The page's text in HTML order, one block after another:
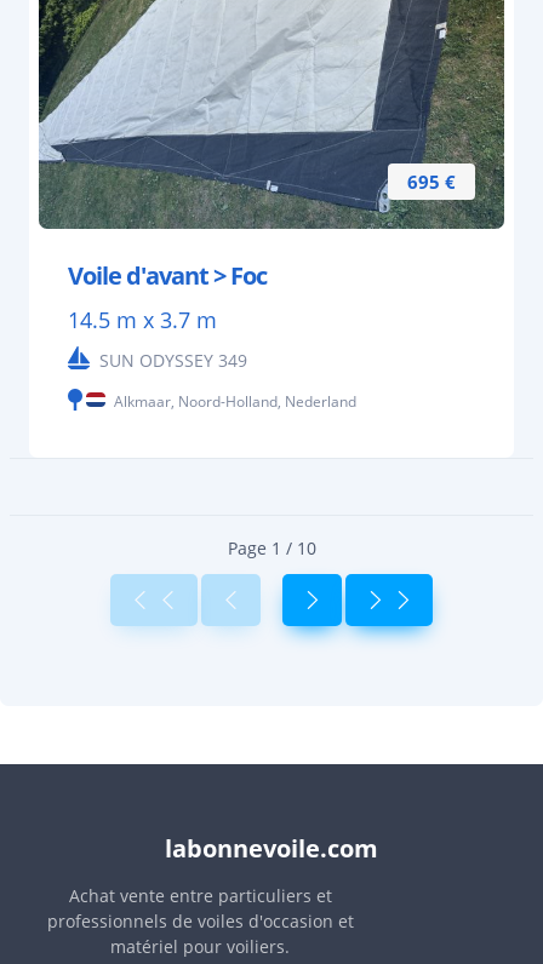
695 €
Voile d'avant > Foc
14.5 m x 3.7 m
SUN ODYSSEY 349
Alkmaar, Noord-Holland, Nederland
Page 1 / 10
labonnevoile.com
Achat vente entre particuliers et
professionnels de voiles d'occasion et
matériel pour voiliers.